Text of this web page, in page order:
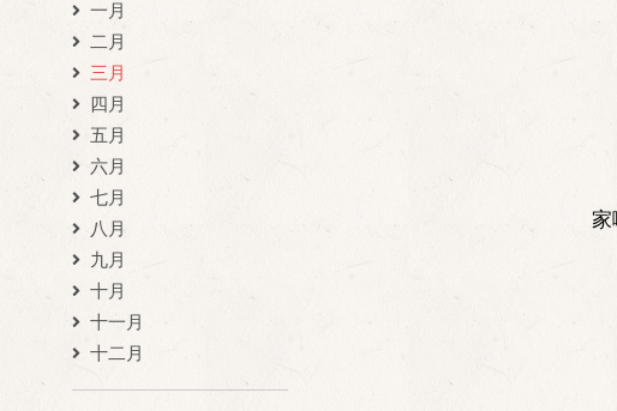
一月
二月
三月
四月
五月
六月
七月
八月
九月
十月
十一月
十二月